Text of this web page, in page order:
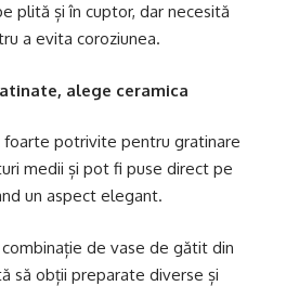
plită și în cuptor, dar necesită
a evita coroziunea.
alege ceramica
foarte potrivite pentru gratinare
medii și pot fi puse direct pe
un aspect elegant.
de vase de gătit din
să obții preparate diverse și